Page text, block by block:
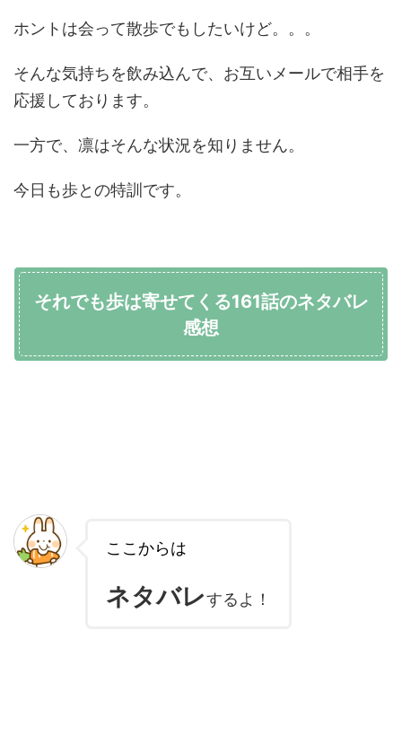
ホントは会って散歩でもしたいけど。。。
そんな気持ちを飲み込んで、お互いメールで相手を
応援しております。
一方で、凛はそんな状況を知りません。
今日も歩との特訓です。
それでも歩は寄せてくる161話のネタバレ
感想
ここからは
ネタバレするよ！